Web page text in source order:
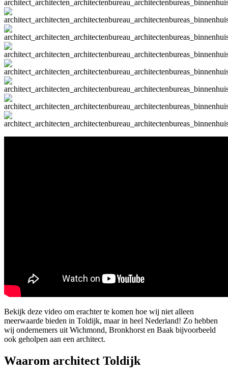
Bekijk deze video om erachter te komen hoe wij niet alleen
meerwaarde bieden in Toldijk, maar in heel Nederland! Zo hebben
wij ondernemers uit Wichmond, Bronkhorst en Baak bijvoorbeeld
ook geholpen aan een architect.
Waarom architect Toldijk